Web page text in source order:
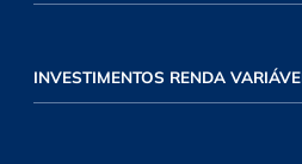
INVESTIMENTOS RENDA